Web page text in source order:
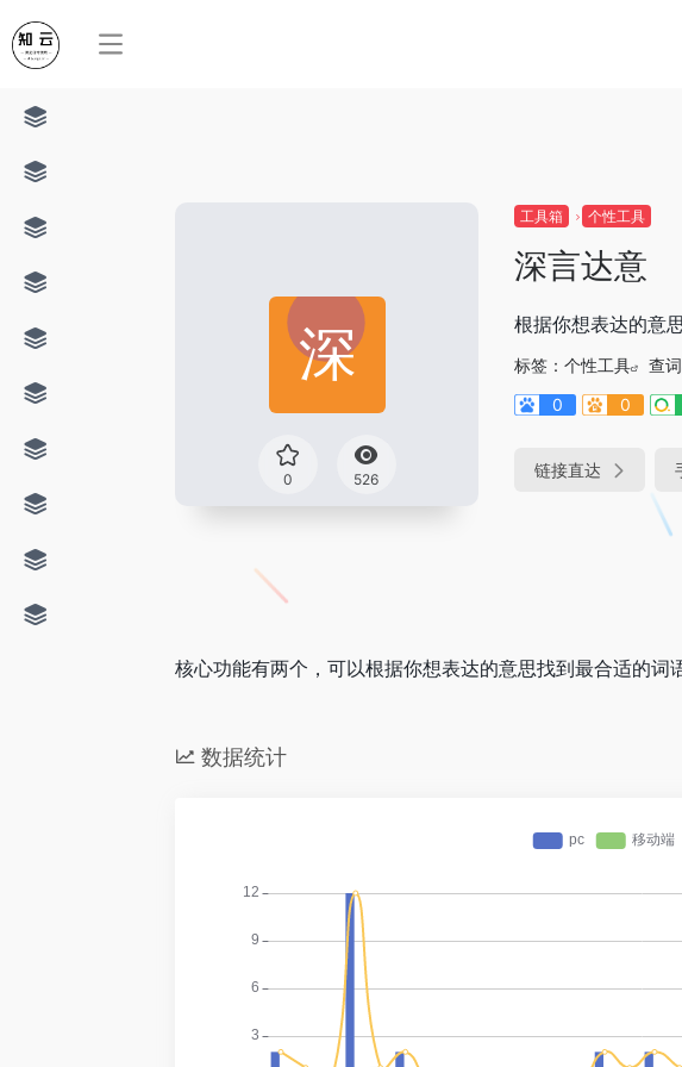
0 526
工具箱 个性工具
深言达意
根据你想表达的意
标签： 个性工具 查词
0
0
链接直达
核心功能有两个，可以根据你想表达的意思找到最合适的词
数据统计